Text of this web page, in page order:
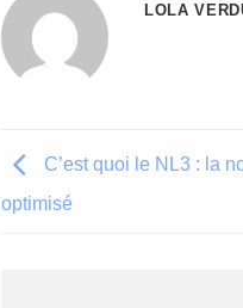
LOLA
C’est quoi le NL3 : la
optimisé